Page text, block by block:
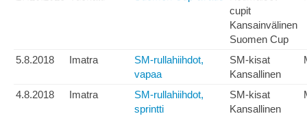
cupit
Kansainvälinen
Suomen Cup
5.8.2018 Imatra
SM-rullahiihdot,
vapaa
SM-kisat
Kansallinen
4.8.2018 Imatra
SM-rullahiihdot,
sprintti
SM-kisat
Kansallinen